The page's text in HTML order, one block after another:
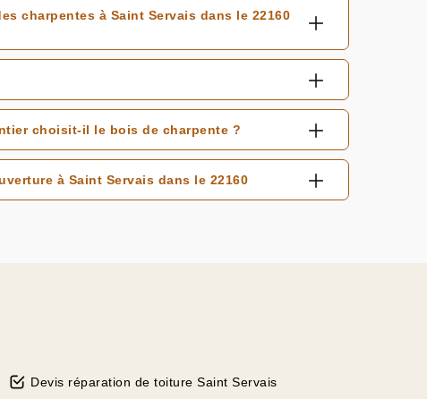
charpentes à Saint Servais dans le 22160
choisit-il le bois de charpente ?
à Saint Servais dans le 22160
Devis réparation de toiture Saint Servais